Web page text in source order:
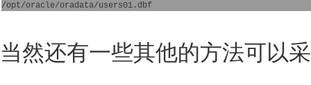
当然还有一些其他的方法可以